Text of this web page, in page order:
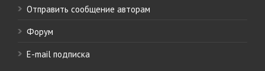
Отправить сообщение авторам
Форум
E-mail подписка